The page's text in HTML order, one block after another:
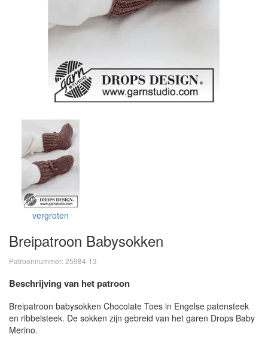
vergroten
Breipatroon Babysokken
Patroonnummer: 25984-13
Beschrijving van het patroon
Breipatroon babysokken Chocolate Toes in Engelse patensteek
en ribbelsteek. De sokken zijn gebreid van het garen Drops Baby
Merino.